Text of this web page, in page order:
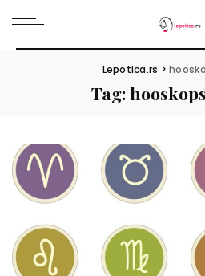
Lepotica.rs >
Tag: